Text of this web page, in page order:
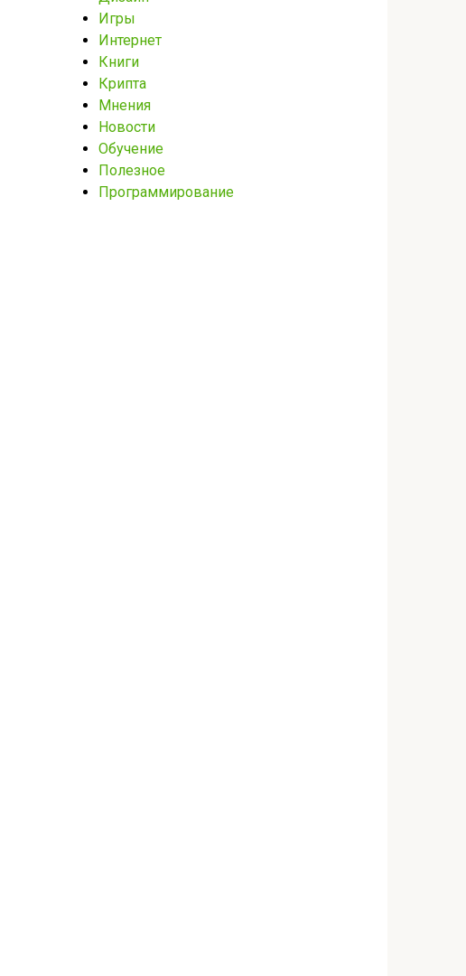
Игры
Интернет
Книги
Крипта
Мнения
Новости
Обучение
Полезное
Программирование